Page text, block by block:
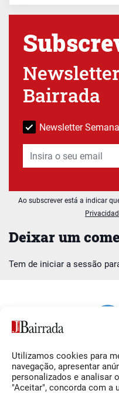
Utilizamos cookies para
navegação, apresentar
personalizados e analisar
"Aceitar", concorda com a
Deixar um
Tem de iniciar a sessão
Bairrada
Newsletter Semanal
Ao subscrever está a indicar
Siga-nos
Facebook